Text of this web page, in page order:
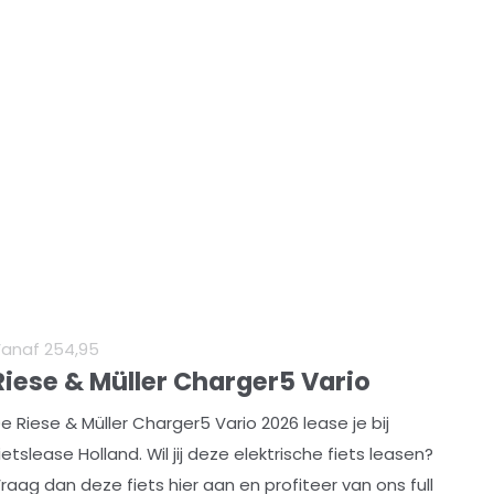
254,95
& Müller Charger5 Vario
Riese & Müller Charger5 Vario 2026 lease je bij
Holland. Wil jij deze elektrische fiets leasen?
dan deze fiets hier aan en profiteer van ons full